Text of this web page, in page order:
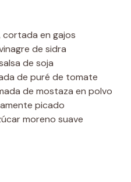
cortada en gajos
de sidra
de soja
de puré de tomate
de mostaza en polvo
picado
moreno suave